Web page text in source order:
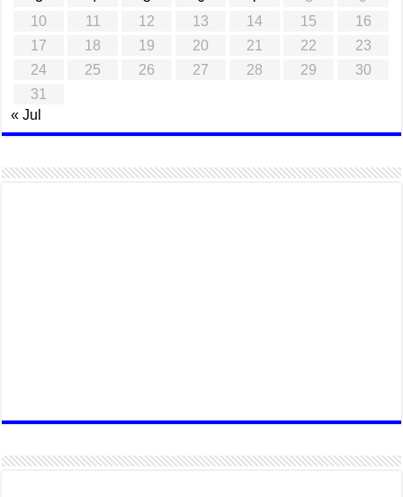
10
11 12 13 14 15
16
17
18 19 20 21 22
23
24
25 26 27 28 29
30
31
« Jul